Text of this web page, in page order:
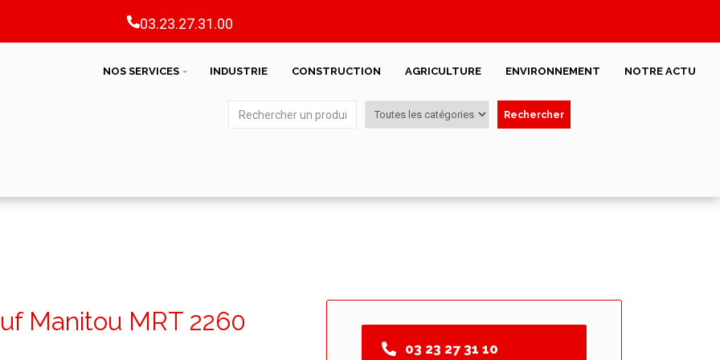
03.23.27.31.00
NOS SERVICES INDUSTRIE CONSTRUCTION AGRICULTURE ENVIRONNEMENT NOTRE ACTU
Rechercher
Manitou MRT 2260
03 23 27 31 10